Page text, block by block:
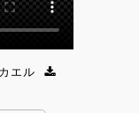
エル